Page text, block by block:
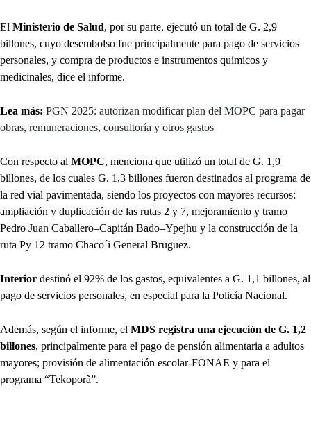
El Ministerio de Salud, por su parte, ejecutó un total de G. 2,9
billones, cuyo desembolso fue principalmente para pago de servicios
personales, y compra de productos e instrumentos químicos y
medicinales, dice el informe.
Lea más: PGN 2025: autorizan modificar plan del MOPC para pagar
obras, remuneraciones, consultoría y otros gastos
Con respecto al MOPC, menciona que utilizó un total de G. 1,9
billones, de los cuales G. 1,3 billones fueron destinados al programa de
la red vial pavimentada, siendo los proyectos con mayores recursos:
ampliación y duplicación de las rutas 2 y 7, mejoramiento y tramo
Pedro Juan Caballero–Capitán Bado–Ypejhu y la construcción de la
ruta Py 12 tramo Chaco´i General Bruguez.
Interior destinó el 92% de los gastos, equivalentes a G. 1,1 billones, al
pago de servicios personales, en especial para la Policía Nacional.
Además, según el informe, el MDS registra una ejecución de G. 1,2
billones, principalmente para el pago de pensión alimentaria a adultos
mayores; provisión de alimentación escolar-FONAE y para el
programa “Tekoporã”.